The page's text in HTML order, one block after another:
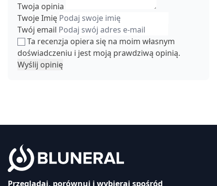
Twoja opinia
Twoje Imię
Twój email
Ta recenzja opiera się na moim własnym
doświadczeniu i jest moją prawdziwą opinią.
Wyślij opinię
Przeglądaj, porównuj i wybieraj spośród